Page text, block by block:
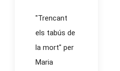
"Trencant
els tabús de
la mort" per
Maria